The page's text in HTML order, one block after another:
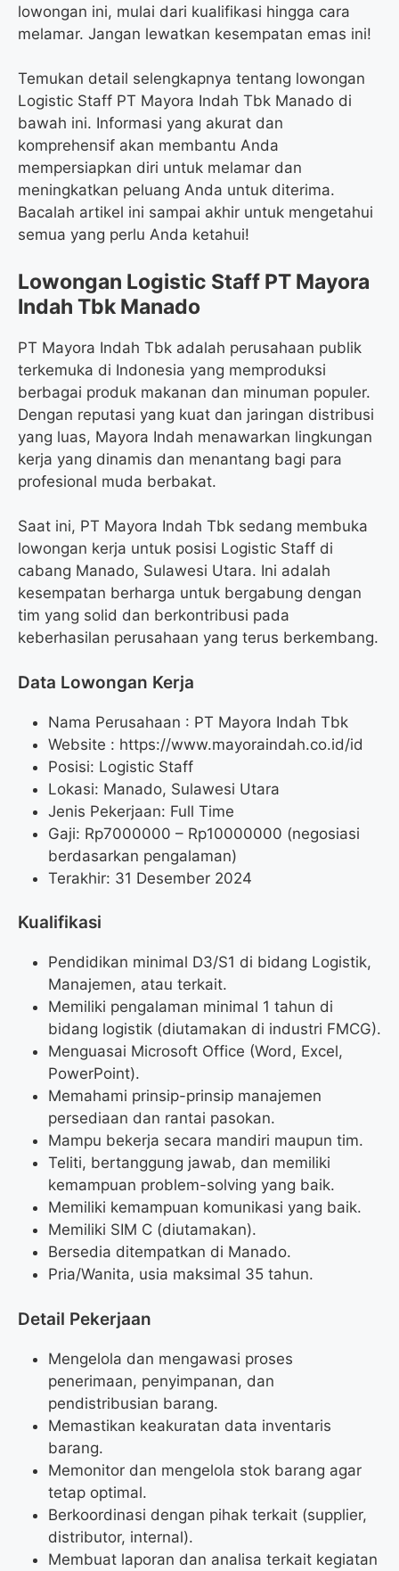
lowongan ini, mulai dari kualifikasi hingga cara
melamar. Jangan lewatkan kesempatan emas ini!
Temukan detail selengkapnya tentang lowongan
Logistic Staff PT Mayora Indah Tbk Manado di
bawah ini. Informasi yang akurat dan
komprehensif akan membantu Anda
mempersiapkan diri untuk melamar dan
meningkatkan peluang Anda untuk diterima.
Bacalah artikel ini sampai akhir untuk mengetahui
semua yang perlu Anda ketahui!
Lowongan Logistic Staff PT Mayora
Indah Tbk Manado
PT Mayora Indah Tbk adalah perusahaan publik
terkemuka di Indonesia yang memproduksi
berbagai produk makanan dan minuman populer.
Dengan reputasi yang kuat dan jaringan distribusi
yang luas, Mayora Indah menawarkan lingkungan
kerja yang dinamis dan menantang bagi para
profesional muda berbakat.
Saat ini, PT Mayora Indah Tbk sedang membuka
lowongan kerja untuk posisi Logistic Staff di
cabang Manado, Sulawesi Utara. Ini adalah
kesempatan berharga untuk bergabung dengan
tim yang solid dan berkontribusi pada
keberhasilan perusahaan yang terus berkembang.
Data Lowongan Kerja
Nama Perusahaan : PT Mayora Indah Tbk
Website : https://www.mayoraindah.co.id/id
Posisi: Logistic Staff
Lokasi: Manado, Sulawesi Utara
Jenis Pekerjaan: Full Time
Gaji: Rp7000000 – Rp10000000 (negosiasi
berdasarkan pengalaman)
Terakhir: 31 Desember 2024
Kualifikasi
Pendidikan minimal D3/S1 di bidang Logistik,
Manajemen, atau terkait.
Memiliki pengalaman minimal 1 tahun di
bidang logistik (diutamakan di industri FMCG).
Menguasai Microsoft Office (Word, Excel,
PowerPoint).
Memahami prinsip-prinsip manajemen
persediaan dan rantai pasokan.
Mampu bekerja secara mandiri maupun tim.
Teliti, bertanggung jawab, dan memiliki
kemampuan problem-solving yang baik.
Memiliki kemampuan komunikasi yang baik.
Memiliki SIM C (diutamakan).
Bersedia ditempatkan di Manado.
Pria/Wanita, usia maksimal 35 tahun.
Detail Pekerjaan
Mengelola dan mengawasi proses
penerimaan, penyimpanan, dan
pendistribusian barang.
Memastikan keakuratan data inventaris
barang.
Memonitor dan mengelola stok barang agar
tetap optimal.
Berkoordinasi dengan pihak terkait (supplier,
distributor, internal).
Membuat laporan dan analisa terkait kegiatan